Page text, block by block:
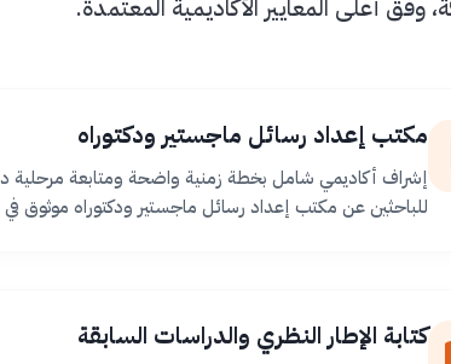
أعلى المعايير الأكاديمية المعتمدة.
مكتب إعداد رسائل ماجستير ودكتوراه
إشراف أكاديمي شامل بخطة زمنية واضحة ومتابعة مرحلية
للباحثين عن مكتب إعداد رسائل ماجستير ودكتوراه موثوق
كتابة الإطار النظري والدراسات السابقة